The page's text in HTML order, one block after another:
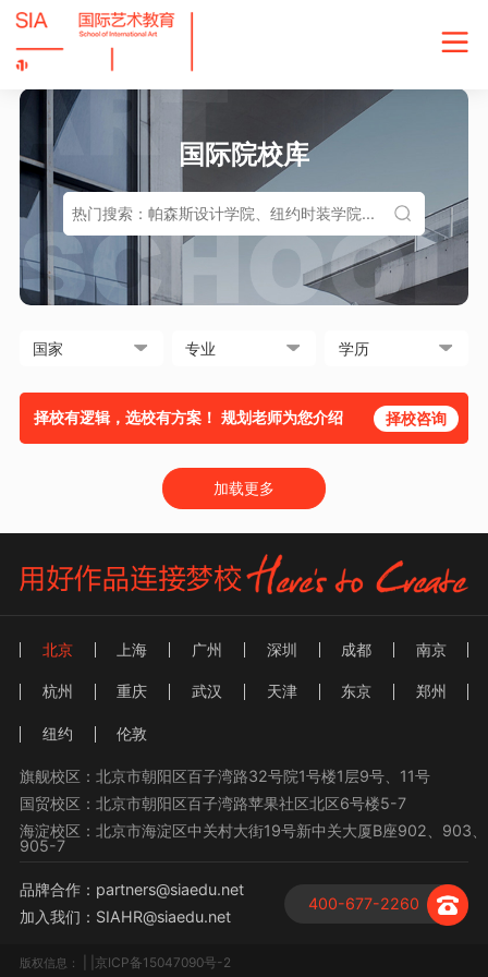
国际院校库
择校有逻辑，选校有方案！ 规划老师为您介绍 择校咨询
加载更多
北京 上海 广州 深圳 成都 南京
杭州 重庆 武汉 天津 东京 郑州
纽约 伦敦
旗舰校区：北京市朝阳区百子湾路32号院1号楼1层9号、11号
国贸校区：北京市朝阳区百子湾路苹果社区北区6号楼5-7
海淀校区：北京市海淀区中关村大街19号新中关大厦B座902、903、
905-7
400-677-2260
品牌合作：partners@siaedu.net
加入我们：SIAHR@siaedu.net
版权信息： | |京ICP备15047090号-2